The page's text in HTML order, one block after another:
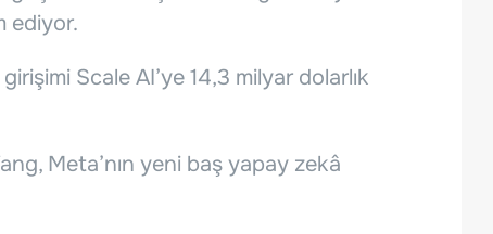
ediyor.
Scale AI’ye 14,3 milyar dolarlık
Meta’nın yeni baş yapay zekâ